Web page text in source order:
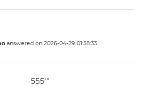
answered on 2026-04-29 01:58:33
555'"